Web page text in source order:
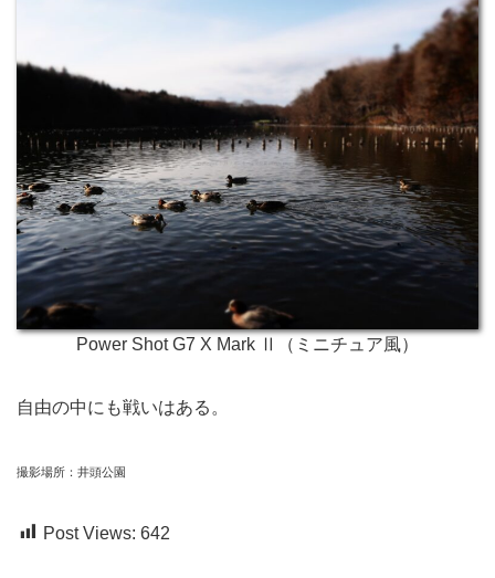
Power Shot G7 X Mark Ⅱ（ミニチュア風）
自由の中にも戦いはある。
撮影場所：井頭公園
Post Views: 642